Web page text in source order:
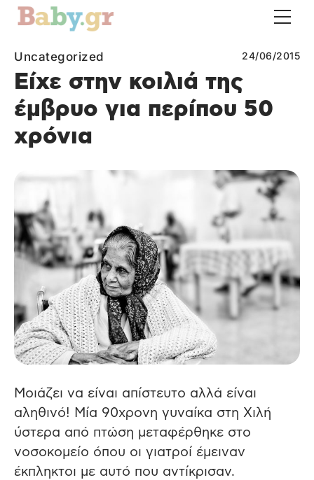
Uncategorized 24/06/2015
Είχε στην κοιλιά της
έμβρυο για περίπου 50
χρόνια
Μοιάζει να είναι απίστευτο αλλά είναι
αληθινό! Μία 90χρονη γυναίκα στη Χιλή
ύστερα από πτώση μεταφέρθηκε στο
νοσοκομείο όπου οι γιατροί έμειναν
έκπληκτοι με αυτό που αντίκρισαν.